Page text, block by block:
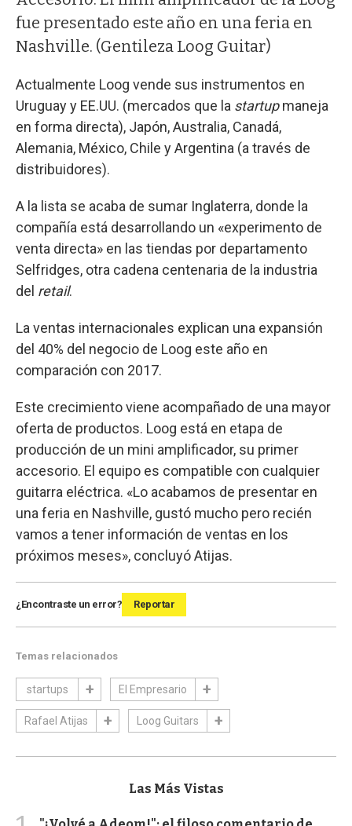
fue presentado este año en una feria en
Nashville. (Gentileza Loog Guitar)
Actualmente Loog vende sus instrumentos en
Uruguay y EE.UU. (mercados que la startupmaneja
en forma directa), Japón, Australia, Canadá,
Alemania, México, Chile y Argentina (a través de
distribuidores).
A la lista se acaba de sumar Inglaterra, donde la
compañía está desarrollando un «experimento de
venta directa» en las tiendas por departamento
Selfridges, otra cadena centenaria de la industria
del retail.
La ventas internacionales explican una expansión
del 40% del negocio de Loog este año en
comparación con 2017.
Este crecimiento viene acompañado de una mayor
oferta de productos. Loog está en etapa de
producción de un mini amplificador, su primer
accesorio. El equipo es compatible con cualquier
guitarra eléctrica. «Lo acabamos de presentar en
una feria en Nashville, gustó mucho pero recién
vamos a tener información de ventas en los
próximos meses», concluyó Atijas.
¿Encontraste un error? Reportar
Temas relacionados
startups El Empresario
Rafael Atijas Loog Guitars
Las Más Vistas